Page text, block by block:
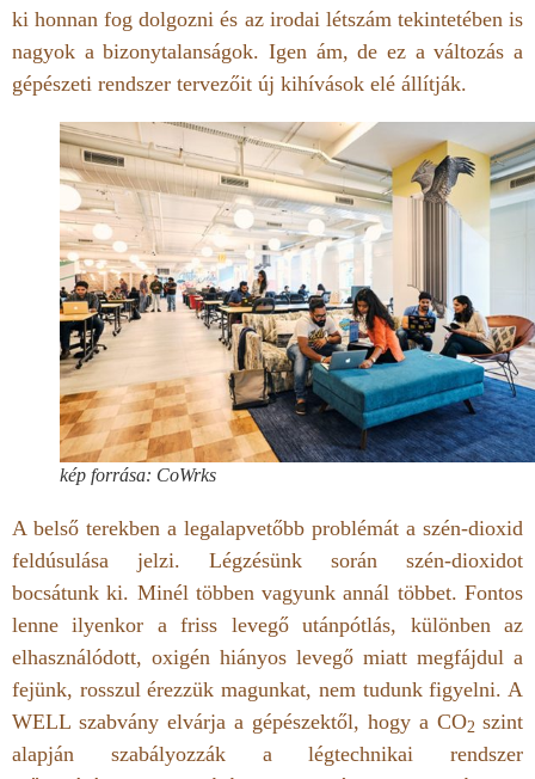
ki honnan fog dolgozni és az irodai létszám tekintetében is
nagyok a bizonytalanságok. Igen ám, de ez a változás a
gépészeti rendszer tervezőit új kihívások elé állítják.
kép forrása: CoWrks
A belső terekben a legalapvetőbb problémát a szén-dioxid
feldúsulása jelzi. Légzésünk során szén-dioxidot
bocsátunk ki. Minél többen vagyunk annál többet. Fontos
lenne ilyenkor a friss levegő utánpótlás, különben az
elhasználódott, oxigén hiányos levegő miatt megfájdul a
fejünk, rosszul érezzük magunkat, nem tudunk figyelni. A
WELL szabvány elvárja a gépészektől, hogy a CO2 szint
alapján szabályozzák a légtechnikai rendszer